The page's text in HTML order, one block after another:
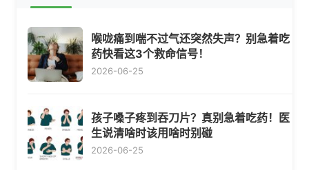
喉咙痛到喘不过气还突然失声？别急着吃
药快看这3个救命信号！
2026-06-25
孩子嗓子疼到吞刀片？真别急着吃药！医
生说清啥时该用啥时别碰
2026-06-25